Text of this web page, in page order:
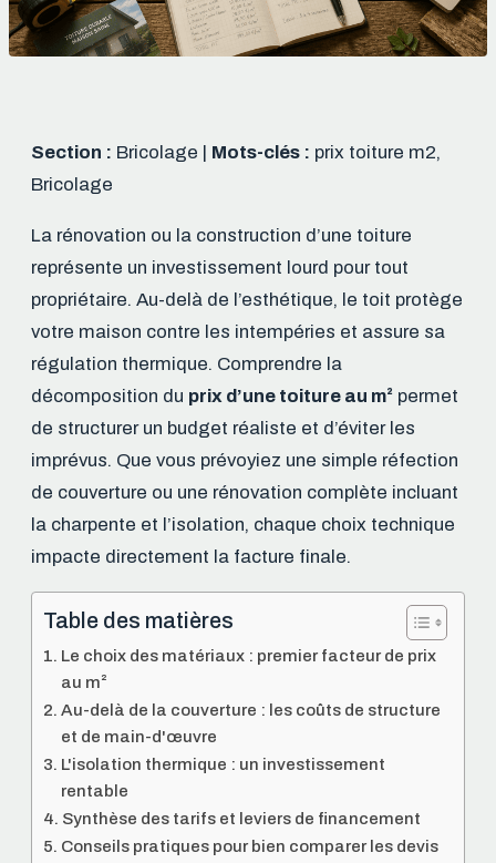
Section : Bricolage | Mots-clés : prix toiture m2,
Bricolage
La rénovation ou la construction d’une toiture
représente un investissement lourd pour tout
propriétaire. Au-delà de l’esthétique, le toit protège
votre maison contre les intempéries et assure sa
régulation thermique. Comprendre la
décomposition du prix d’une toiture au m² permet
de structurer un budget réaliste et d’éviter les
imprévus. Que vous prévoyiez une simple réfection
de couverture ou une rénovation complète incluant
la charpente et l’isolation, chaque choix technique
impacte directement la facture finale.
Table des matières
Le choix des matériaux : premier facteur de prix
au m²
Au-delà de la couverture : les coûts de structure
et de main-d'œuvre
L'isolation thermique : un investissement
rentable
Synthèse des tarifs et leviers de financement
Conseils pratiques pour bien comparer les devis